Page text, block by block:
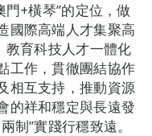
門+橫琴”的定位，做
國際高端人才集聚高
教育科技人才一體化
工作，貫徹團結協作
相互支持，推動資源
的祥和穩定與長遠發
制”實踐行穩致遠。